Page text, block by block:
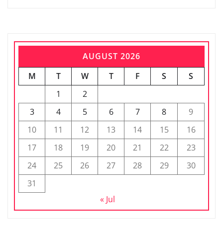
AUGUST 2026
M
T W T F S
S
1
2
3
4 5 6 7 8
9
10
11 12 13 14 15
16
17
18 19 20 21 22
23
24
25 26 27 28 29
30
31
« Jul